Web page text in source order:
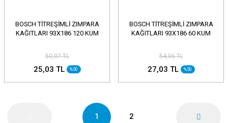
BOSCH TİTREŞİMLİ ZIMPARA
KAĞITLARI 93X186 120 KUM
50,07 TL
25,03 TL %50
BOSCH TİTREŞİMLİ ZIMPARA
KAĞITLARI 93X186 60 KUM
54,06 TL
27,03 TL %50
1 2